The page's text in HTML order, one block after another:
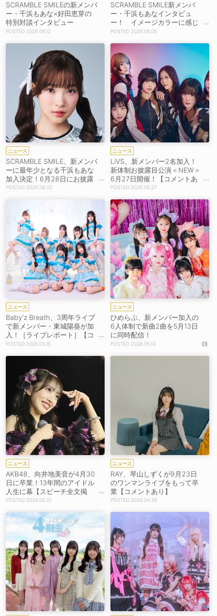
SCRAMBLE SMILEの新メンバ
ー・千浜もあな×好田恵芽の
特別対談インタビュー
2026.06.12
SCRAMBLE SMILE新メンバ
ー・千浜もあなインタビュ
ー！ イメージカラーに感じ
た“今日から運命！？”
2026.06.05
ニュース
SCRAMBLE SMILE、新メンバ
ーに最年少となる千浜もあな
加入決定！6月28日にお披露
目ワンマン開催
2026.06.02
ニュース
LiVS、新メンバー2名加入！
新体制お披露目公演＜NEW＞
6月27日開催！【コメントあ
り】
2026.05.27
ニュース
Baby'z Breath、3周年ライブ
で新メンバー・東城陽葵が加
入！［ライブレポート］【コ
メントあり】
2026.05.15
ニュース
ひめらぶ、新メンバー加入の
6人体制で新曲2曲を5月13日
に同時配信！
2026.05.14
ニュース
AKB48、向井地美音が4月30
日に卒業！13年間のアイドル
人生に幕【スピーチ全文掲
載】
2026.05.01
ニュース
RAY、琴山しずくが9月23日
のワンマンライブをもって卒
業【コメントあり】
2026.04.28